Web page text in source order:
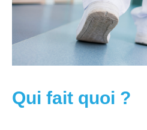
Qui fait quoi ?